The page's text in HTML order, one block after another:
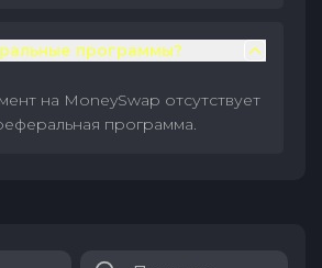
программы?
на MoneySwap отсутствует
программа.